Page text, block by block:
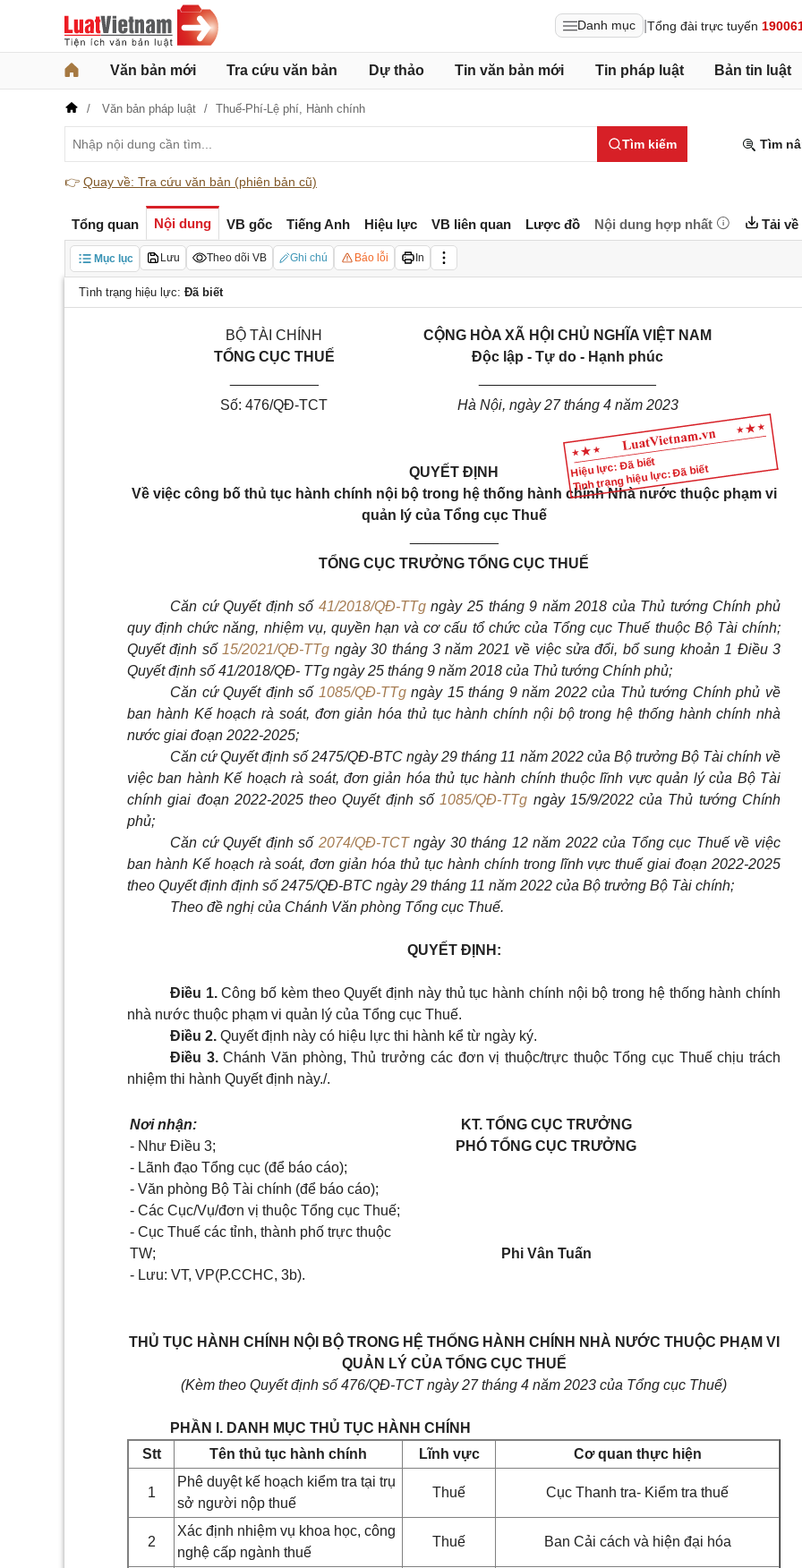
Danh mục Tổng đài trực tuyến
Văn bản mới Tra cứu văn bản Dự thảo Tin văn bản mới Tin pháp luật Bản tin luật
Văn bản pháp luật Thuế-Phí-Lệ phí, Hành chính
Tìm kiếm Tìm
👉 Quay về: Tra cứu văn bản (phiên bản cũ)
Tổng quan Nội dung VB gốc Tiếng Anh Hiệu lực VB liên quan Lược đồ Nội dung hợp nhất Tải về
Mục lục Lưu Theo dõi VB Ghi chú Báo lỗi In
Tình trạng hiệu lực: Đã biết
Hiệu lực: Đã biết
Tình trạng hiệu lực: Đã biết
BỘ TÀI CHÍNH
TỔNG CỤC THUẾ
Số: 476/QĐ-TCT
CỘNG HÒA XÃ HỘI CHỦ NGHĨA VIỆT NAM
Độc lập - Tự do - Hạnh phúc
Hà Nội, ngày 27 tháng 4 năm 2023
QUYẾT ĐỊNH
Về việc công bố thủ tục hành chính nội bộ trong hệ thống hành chính Nhà nước thuộc phạm vi
quản lý của Tổng cục Thuế
TỔNG CỤC TRƯỞNG TỔNG CỤC THUẾ
Căn cứ Quyết định số 41/2018/QĐ-TTgngày 25 tháng 9 năm 2018 của Thủ tướng Chính phủ
quy định chức năng, nhiệm vụ, quyền hạn và cơ cấu tổ chức của Tổng cục Thuế thuộc Bộ Tài chính;
Quyết định số 15/2021/QĐ-TTg ngày 30 tháng 3 năm 2021 về việc sửa đổi, bổ sung khoản 1 Điều 3
Quyết định số 41/2018/QĐ- TTg ngày 25 tháng 9 năm 2018 của Thủ tướng Chính phủ;
Căn cứ Quyết định số 1085/QĐ-TTgngày 15 tháng 9 năm 2022 của Thủ tướng Chính phủ về
ban hành Kế hoạch rà soát, đơn giản hóa thủ tục hành chính nội bộ trong hệ thống hành chính nhà
nước giai đoạn 2022-2025;
Căn cứ Quyết định số 2475/QĐ-BTC ngày 29 tháng 11 năm 2022 của Bộ trưởng Bộ Tài chính về
việc ban hành Kế hoạch rà soát, đơn giản hóa thủ tục hành chính thuộc lĩnh vực quản lý của Bộ Tài
chính giai đoạn 2022-2025 theo Quyết định số 1085/QĐ-TTg ngày 15/9/2022 của Thủ tướng Chính
phủ;
Căn cứ Quyết định số 2074/QĐ-TCTngày 30 tháng 12 năm 2022 của Tổng cục Thuế về việc
ban hành Kế hoạch rà soát, đơn giản hóa thủ tục hành chính trong lĩnh vực thuế giai đoạn 2022-2025
theo Quyết định định số 2475/QĐ-BTC ngày 29 tháng 11 năm 2022 của Bộ trưởng Bộ Tài chính;
Theo đề nghị của Chánh Văn phòng Tổng cục Thuế.
QUYẾT ĐỊNH:
Điều 1.Công bố kèm theo Quyết định này thủ tục hành chính nội bộ trong hệ thống hành chính
nhà nước thuộc phạm vi quản lý của Tổng cục Thuế.
Điều 2. Quyết định này có hiệu lực thi hành kể từ ngày ký.
Điều 3.Chánh Văn phòng, Thủ trưởng các đơn vị thuộc/trực thuộc Tổng cục Thuế chịu trách
nhiệm thi hành Quyết định này./.
Nơi nhận:
- Như Điều 3;
- Lãnh đạo Tổng cục (để báo cáo);
- Văn phòng Bộ Tài chính (để báo cáo);
- Các Cục/Vụ/đơn vị thuộc Tổng cục Thuế;
- Cục Thuế các tỉnh, thành phố trực thuộc
TW;
- Lưu: VT, VP(P.CCHC, 3b).
KT. TỔNG CỤC TRƯỞNG
PHÓ TỔNG CỤC TRƯỞNG
Phi Vân Tuấn
THỦ TỤC HÀNH CHÍNH NỘI BỘ TRONG HỆ THỐNG HÀNH CHÍNH NHÀ NƯỚC THUỘC PHẠM VI
QUẢN LÝ CỦA TỔNG CỤC THUẾ
(Kèm theo Quyết định số 476/QĐ-TCT ngày 27 tháng 4 năm 2023 của Tổng cục Thuế)
PHẦN I. DANH MỤC THỦ TỤC HÀNH CHÍNH
Stt
Tên thủ tục hành chính Lĩnh vực Cơ quan thực hiện
1
Phê duyệt kế hoạch kiểm tra tại trụ
sở người nộp thuế
Thuế Cục Thanh tra- Kiểm tra thuế
2
Xác định nhiệm vụ khoa học, công
nghệ cấp ngành thuế
Thuế Ban Cải cách và hiện đại hóa